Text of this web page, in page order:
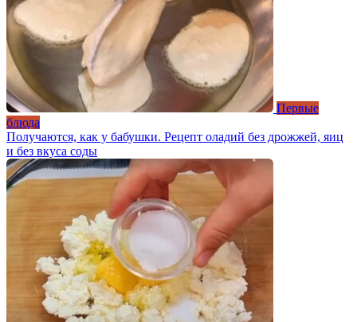
Первые
блюда
Получаются, как у бабушки. Рецепт оладий без дрожжей, яиц
и без вкуса соды